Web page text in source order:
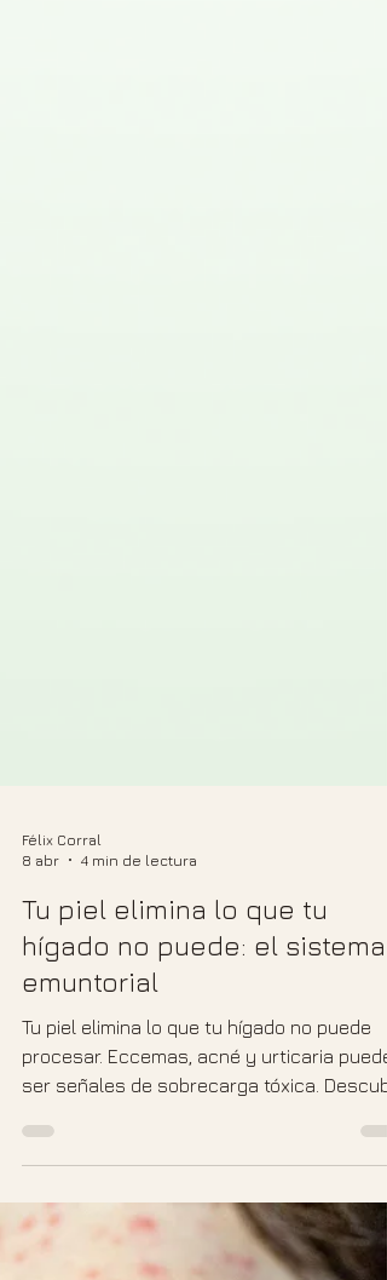
Félix Corral
8 abr
4 min de lectura
Tu piel elimina lo que tu
emuntorial
Tu piel elimina lo que tu hígado no puede